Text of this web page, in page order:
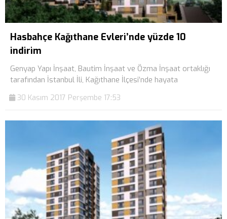
Hasbahçe Kağıthane Evleri’nde yüzde 10
indirim
Genyap Yapı İnşaat, Bautim İnşaat ve Özma İnşaat ortaklığı
tarafından İstanbul İli, Kağıthane İlçesi’nde hayata
30 Kasım 2017 Perşembe 17:53